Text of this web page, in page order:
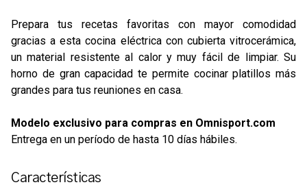
Prepara tus recetas favoritas con mayor comodidad
gracias a esta cocina eléctrica con cubierta vitrocerámica,
un material resistente al calor y muy fácil de limpiar. Su
horno de gran capacidad te permite cocinar platillos más
grandes para tus reuniones en casa.
Modelo exclusivo para compras en Omnisport.com
Entrega en un período de hasta 10 días hábiles.
Características